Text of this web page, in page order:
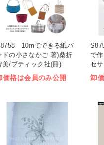
10mでできる紙バ
ドの小さなかご 著)桑折
美/ブティック社(冊)
価格は会員のみ公開
で
セ
卸